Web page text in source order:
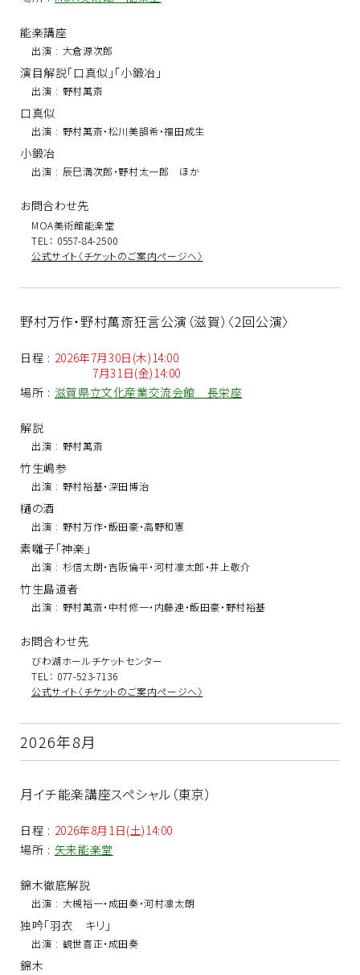
能楽講座
出演 : 大倉源次郎
演目解説「口真似」「小鍛冶」
出演 : 野村萬斎
口真似
出演 : 野村萬斎・松川美韻希・福田成生
小鍛冶
出演 : 辰巳満次郎・野村太一郎 ほか
お問合わせ先
MOA美術館能楽堂
TEL： 0557-84-2500
公式サイト〈チケットのご案内ページへ〉
野村万作・野村萬斎狂言公演（滋賀）〈2回公演〉
日程 : 2026年7月30日(木)14:00
7月31日(金)14:00
場所 : 滋賀県立文化産業交流会館 長栄座
解説
出演 : 野村萬斎
竹生嶋参
出演 : 野村裕基・深田博治
樋の酒
出演 : 野村万作・飯田豪・高野和憲
素囃子「神楽」
出演 : 杉信太朗・吉阪倫平・河村凛太郎・井上敬介
竹生島道者
出演 : 野村萬斎・中村修一・内藤連・飯田豪・野村裕基
お問合わせ先
びわ湖ホールチケットセンター
TEL： 077-523-7136
公式サイト〈チケットのご案内ページへ〉
2026年8月
月イチ能楽講座スペシャル（東京）
日程 : 2026年8月1日(土)14:00
場所 : 矢来能楽堂
錦木徹底解説
出演 : 大槻裕一・成田奏・河村凛太朗
独吟「羽衣 キリ」
出演 : 観世喜正・成田奏
錦木